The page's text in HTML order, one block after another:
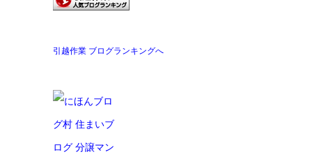
引越作業 ブログランキングへ